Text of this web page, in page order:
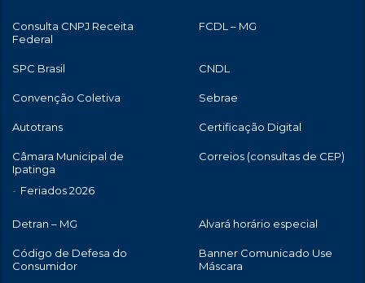
Consulta CNPJ Receita
Federal
FCDL – MG
SPC Brasil CNDL
Convenção Coletiva Sebrae
Autotrans Certificação Digital
Câmara Municipal de
Ipatinga
Feriados 2026
Correios (consultas de CEP)
Detran – MG Alvará horário especial
Código de Defesa do
Consumidor
Banner Comunicado Use
Máscara